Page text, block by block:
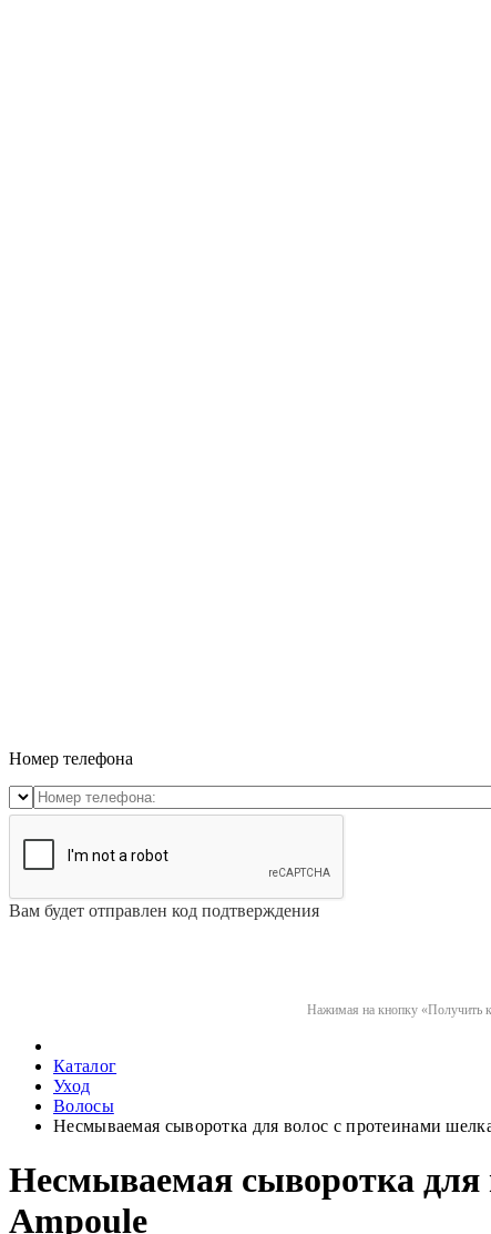
Номер телефона
Вам будет отправлен код подтверждения
Нажимая на кнопку «Получить
Каталог
Уход
Волосы
Несмываемая сыворотка для волос с протеинами
Несмываемая сыворотка для
Ampoule